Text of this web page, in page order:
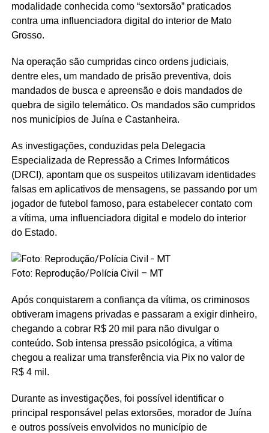
modalidade conhecida como “sextorsão” praticados
contra uma influenciadora digital do interior de Mato
Grosso.
Na operação são cumpridas cinco ordens judiciais,
dentre eles, um mandado de prisão preventiva, dois
mandados de busca e apreensão e dois mandados de
quebra de sigilo telemático. Os mandados são cumpridos
nos municípios de Juína e Castanheira.
As investigações, conduzidas pela Delegacia
Especializada de Repressão a Crimes Informáticos
(DRCI), apontam que os suspeitos utilizavam identidades
falsas em aplicativos de mensagens, se passando por um
jogador de futebol famoso, para estabelecer contato com
a vítima, uma influenciadora digital e modelo do interior
do Estado.
Foto: Reprodução/Polícia Civil – MT
Após conquistarem a confiança da vítima, os criminosos
obtiveram imagens privadas e passaram a exigir dinheiro,
chegando a cobrar R$ 20 mil para não divulgar o
conteúdo. Sob intensa pressão psicológica, a vítima
chegou a realizar uma transferência via Pix no valor de
R$ 4 mil.
Durante as investigações, foi possível identificar o
principal responsável pelas extorsões, morador de Juína
e outros possíveis envolvidos no município de